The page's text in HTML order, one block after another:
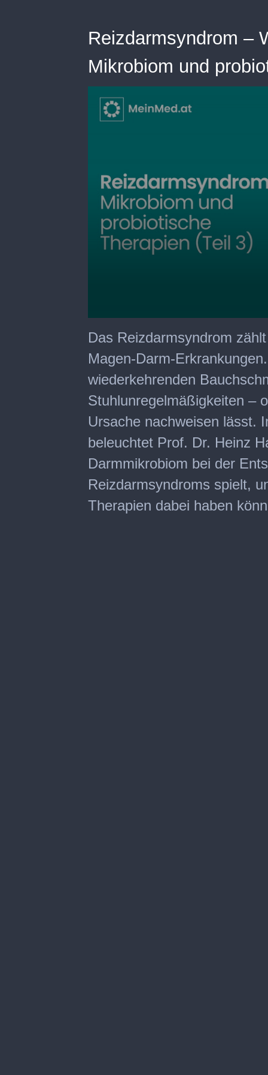
Reizdarmsyndrom –
Mikrobiom und
seconds
of
minutes,
seconds
Das Reizdarmsyndrom
Magen-Darm-
wiederkehrenden
Stuhlunregelmäßigkeiten –
Ursache nachweisen lässt.
beleuchtet Prof. Dr. Heinz
Darmmikrobiom bei der
Reizdarmsyndroms spielt,
Therapien dabei haben